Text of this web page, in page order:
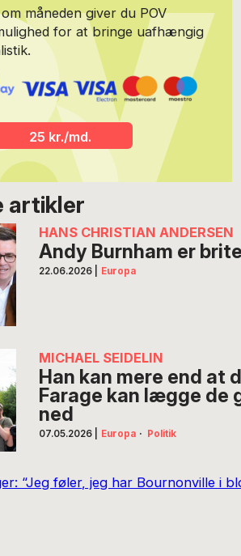
måneden giver du POV
for at bringe uafhængig
25 kr./md.
artikler
HANS CHRISTIAN ANDERSEN
Andy Burnham er
22.06.2026 Europa
MICHAEL SEIDELIN
Han kan mere end at
Farage kan lægge de
ned
07.05.2026 Europa · Politik